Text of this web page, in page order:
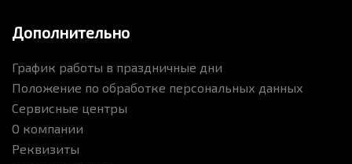
Дополнительно
График работы в праздничные дни
Положение по обработке персональных данных
Сервисные центры
О компании
Реквизиты